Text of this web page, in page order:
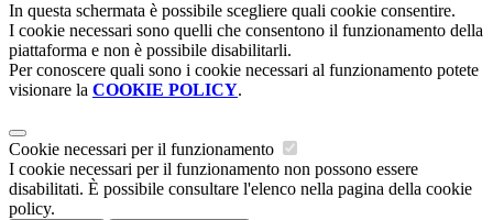
In questa schermata è possibile scegliere quali cookie consentire.
I cookie necessari sono quelli che consentono il funzionamento della
piattaforma e non è possibile disabilitarli.
Per conoscere quali sono i cookie necessari al funzionamento potete
visionare la COOKIE POLICY.
Cookie necessari per il funzionamento
I cookie necessari per il funzionamento non possono essere
disabilitati. È possibile consultare l'elenco nella pagina della cookie
policy.